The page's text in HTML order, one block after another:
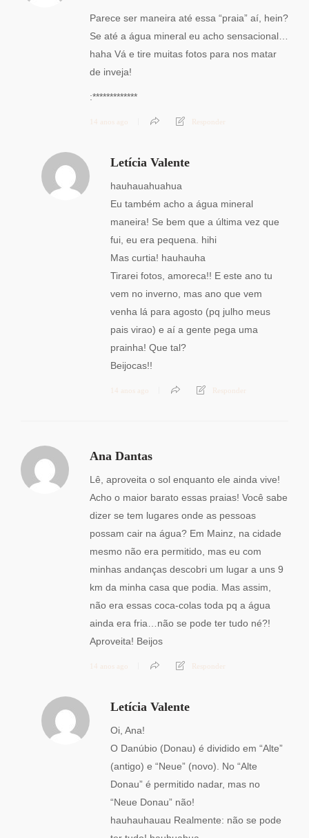
Parece ser maneira até essa “praia” aí, hein?
Se até a água mineral eu acho sensacional…
haha Vá e tire muitas fotos para nos matar
de inveja!
:*************
14 anos ago Responder
Letícia Valente
hauhauahuahua
Eu também acho a água mineral
maneira! Se bem que a última vez que
fui, eu era pequena. hihi
Mas curtia! hauhauha
Tirarei fotos, amoreca!! E este ano tu
vem no inverno, mas ano que vem
venha lá para agosto (pq julho meus
pais virao) e aí a gente pega uma
prainha! Que tal?
Beijocas!!
14 anos ago Responder
Ana Dantas
Lê, aproveita o sol enquanto ele ainda vive!
Acho o maior barato essas praias! Você sabe
dizer se tem lugares onde as pessoas
possam cair na água? Em Mainz, na cidade
mesmo não era permitido, mas eu com
minhas andanças descobri um lugar a uns 9
km da minha casa que podia. Mas assim,
não era essas coca-colas toda pq a água
ainda era fria…não se pode ter tudo né?!
Aproveita! Beijos
14 anos ago Responder
Letícia Valente
Oi, Ana!
O Danúbio (Donau) é dividido em “Alte”
(antigo) e “Neue” (novo). No “Alte
Donau” é permitido nadar, mas no
“Neue Donau” não!
hauhauhauau Realmente: não se pode